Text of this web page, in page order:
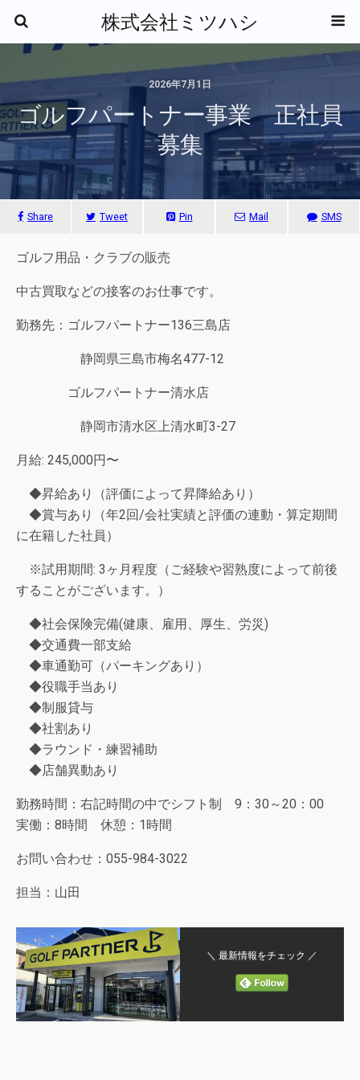
株式会社ミツハシ
2026年7月1日
ゴルフパートナー事業 正社員
募集
Share Tweet Pin Mail SMS
ゴルフ用品・クラブの販売
中古買取などの接客のお仕事です。
勤務先：ゴルフパートナー136三島店
静岡県三島市梅名477-12
ゴルフパートナー清水店
静岡市清水区上清水町3-27
月給: 245,000円〜
◆昇給あり（評価によって昇降給あり）
◆賞与あり（年2回/会社実績と評価の連動・算定期間
に在籍した社員）
※試用期間: 3ヶ月程度（ご経験や習熟度によって前後
することがございます。）
◆社会保険完備(健康、雇用、厚生、労災)
◆交通費一部支給
◆車通勤可（パーキングあり）
◆役職手当あり
◆制服貸与
◆社割あり
◆ラウンド・練習補助
◆店舗異動あり
勤務時間：右記時間の中でシフト制 9：30～20：00
実働：8時間 休憩：1時間
お問い合わせ：055-984-3022
担当：山田
＼ 最新情報をチェック ／